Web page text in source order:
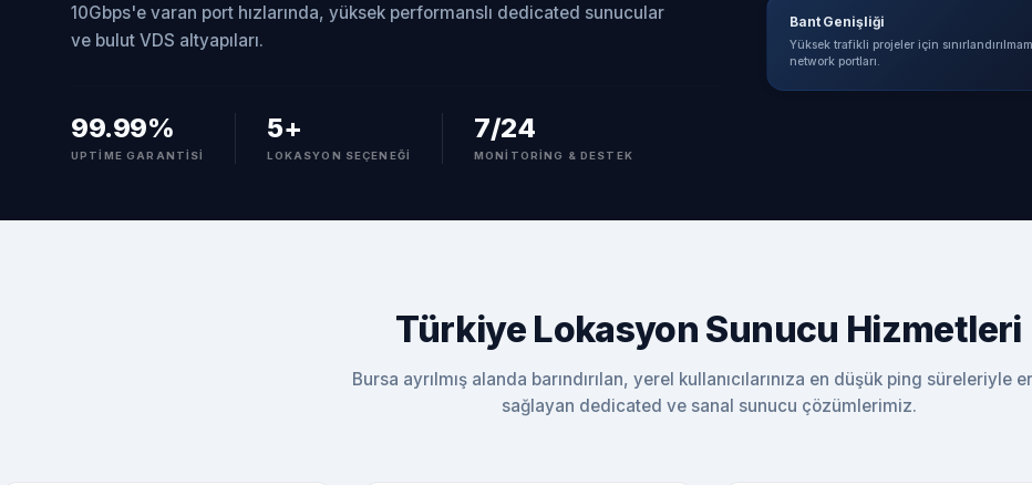
10Gbps'e varan port hızlarında, yüksek performanslı dedicated sunucular
ve bulut VDS altyapıları.
99.99%
UPTIME GARANTISI
5+
LOKASYON SEÇENEĞI
7/24
MONITORING & DESTEK
Bant Genişliği
Yüksek trafikli projeler için
network portları.
Türkiye Lokasyon Sunucu Hizmetleri
Bursa ayrılmış alanda barındırılan, yerel kullanıcılarınıza en düşük ping süreleriyle
sağlayan dedicated ve sanal sunucu çözümlerimiz.